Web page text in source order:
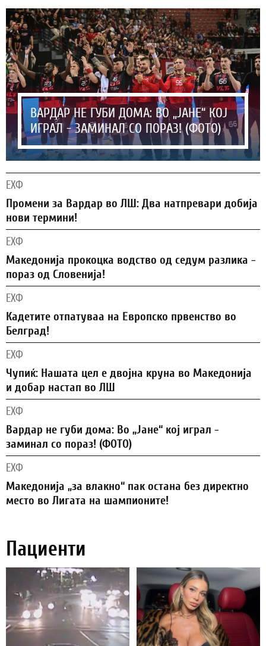
ВАРДАР НЕ ГУБИ ДОМА: ВО „ЈАНЕ“ КОЈ
ИГРАЛ - ЗАМИНАЛ СО ПОРАЗ! (ФОТО)
ЕХФ
Промени за Вардар во ЛШ: Два натпревари добија
нови термини!
ЕХФ
Македонија прокоцка водство од седум разлика -
пораз од Словенија!
ЕХФ
Кадетите отпатуваа на Европско првенство во
Белград!
ЕХФ
Чупиќ: Нашата цел е двојна круна во Македонија
и добар настап во ЛШ
ЕХФ
Вардар не губи дома: Во „Јане“ кој играл -
заминал со пораз! (ФОТО)
ЕХФ
Македонија „за влакно“ пак остана без директно
место во Лигата на шампионите!
Пациенти